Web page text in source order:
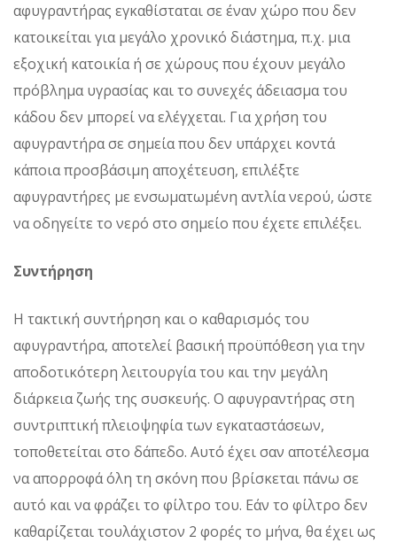
αφυγραντήρας εγκαθίσταται σε έναν χώρο που δεν
κατοικείται για μεγάλο χρονικό διάστημα, π.χ. μια
εξοχική κατοικία ή σε χώρους που έχουν μεγάλο
πρόβλημα υγρασίας και το συνεχές άδειασμα του
κάδου δεν μπορεί να ελέγχεται. Για χρήση του
αφυγραντήρα σε σημεία που δεν υπάρχει κοντά
κάποια προσβάσιμη αποχέτευση, επιλέξτε
αφυγραντήρες με ενσωματωμένη αντλία νερού, ώστε
να οδηγείτε το νερό στο σημείο που έχετε επιλέξει.
Συντήρηση
Η τακτική συντήρηση και ο καθαρισμός του
αφυγραντήρα, αποτελεί βασική προϋπόθεση για την
αποδοτικότερη λειτουργία του και την μεγάλη
διάρκεια ζωής της συσκευής. Ο αφυγραντήρας στη
συντριπτική πλειοψηφία των εγκαταστάσεων,
τοποθετείται στο δάπεδο. Αυτό έχει σαν αποτέλεσμα
να απορροφά όλη τη σκόνη που βρίσκεται πάνω σε
αυτό και να φράζει το φίλτρο του. Εάν το φίλτρο δεν
καθαρίζεται τουλάχιστον 2 φορές το μήνα, θα έχει ως